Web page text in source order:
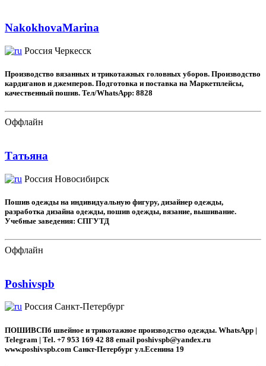
NakokhovaMarina
Россия Черкесск
Производство вязанных и трикотажных головных уборов. Производство
кардиганов и джемперов. Подготовка и поставка на Маркетплейсы,
качественный пошив. Тел/WhatsApp: 8828
Оффлайн
Татьяна
Россия Новосибирск
Пошив одежды на индивидуальную фигуру, дизайнер одежды,
разработка дизайна одежды, пошив одежды, вязание, вышивание.
Учебные заведения: СПГУТД
Оффлайн
Poshivspb
Россия Санкт-Петербург
ПОШИВСПб швейное и трикотажное производство одежды. WhatsApp |
Telegram | Tel. +7 953 169 42 88 email poshivspb@yandex.ru
www.poshivspb.com Санкт-Петербург ул.Есенина 19